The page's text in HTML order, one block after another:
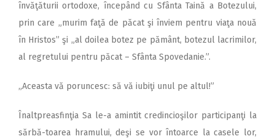
învăţăturii ortodoxe, începând cu Sfânta Taină a Botezului,
prin care „murim faţă de păcat şi înviem pentru viaţa nouă
în Hristos” şi „al doilea botez pe pământ, botezul lacrimilor,
al regretului pentru păcat – Sfânta Spovedanie.”.
„Aceasta vă poruncesc: să vă iubiţi unul pe altul!”
Înaltpreasfinţia Sa le-a amintit credincioşilor participanţi la
sărbă-toarea hramului, deşi se vor întoarce la casele lor,